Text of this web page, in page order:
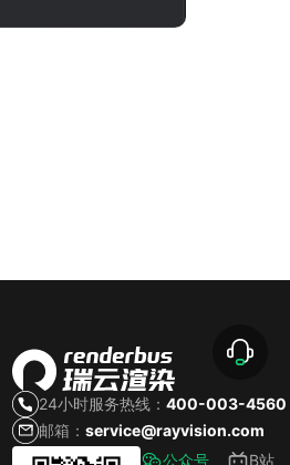
24小时服务热线：400-003-4560
邮箱：service@rayvision.com
公众号
B站